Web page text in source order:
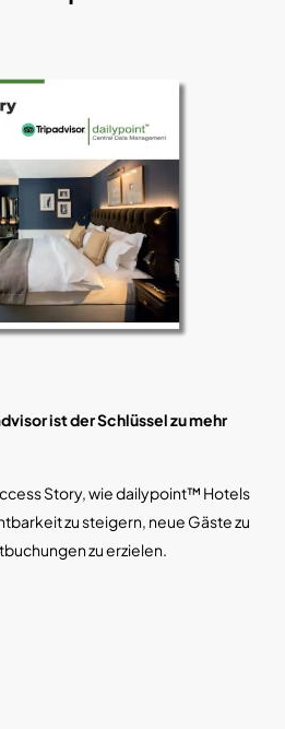
ist der Schlüssel zu mehr
Story, wie dailypoint™ Hotels
zu steigern, neue Gäste zu
zu erzielen.